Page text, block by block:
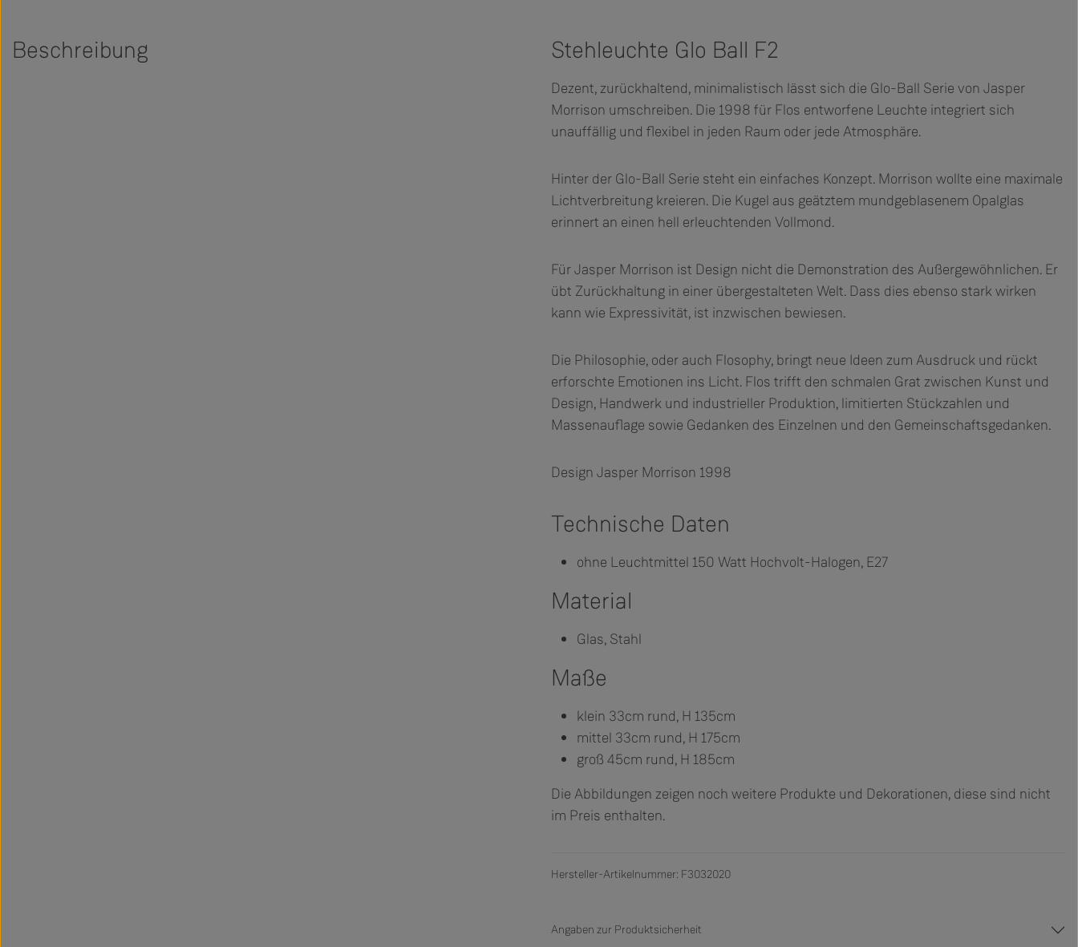
Beschreibung Stehleuchte Glo Ball F2
Dezent, zurückhaltend, minimalistisch lässt sich die Glo-Ball Serie von Jasper
Morrison umschreiben. Die 1998 für Flos entworfene Leuchte integriert sich
unauffällig und flexibel in jeden Raum oder jede Atmosphäre.
Hinter der Glo-Ball Serie steht ein einfaches Konzept. Morrison wollte eine maximale
Lichtverbreitung kreieren. Die Kugel aus geätztem mundgeblasenem Opalglas
erinnert an einen hell erleuchtenden Vollmond.
Für Jasper Morrison ist Design nicht die Demonstration des Außergewöhnlichen. Er
übt Zurückhaltung in einer übergestalteten Welt. Dass dies ebenso stark wirken
kann wie Expressivität, ist inzwischen bewiesen.
Die Philosophie, oder auch Flosophy, bringt neue Ideen zum Ausdruck und rückt
erforschte Emotionen ins Licht. Flos trifft den schmalen Grat zwischen Kunst und
Design, Handwerk und industrieller Produktion, limitierten Stückzahlen und
Massenauflage sowie Gedanken des Einzelnen und den Gemeinschaftsgedanken.
Design Jasper Morrison 1998
Technische Daten
ohne Leuchtmittel 150 Watt Hochvolt-Halogen, E27
Material
Glas, Stahl
Maße
klein 33cm rund, H 135cm
mittel 33cm rund, H 175cm
groß 45cm rund, H 185cm
Die Abbildungen zeigen noch weitere Produkte und Dekorationen, diese sind nicht
im Preis enthalten.
Hersteller-Artikelnummer: F3032020
Angaben zur Produktsicherheit